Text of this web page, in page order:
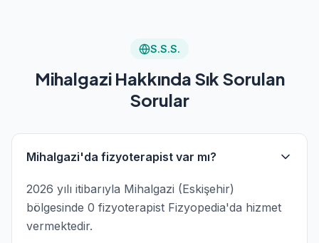
S.S.S.
Mihalgazi Hakkında Sık Sorulan
Sorular
Mihalgazi'da fizyoterapist var mı?
2026 yılı itibarıyla Mihalgazi (Eskişehir)
bölgesinde 0 fizyoterapist Fizyopedia'da hizmet
vermektedir.